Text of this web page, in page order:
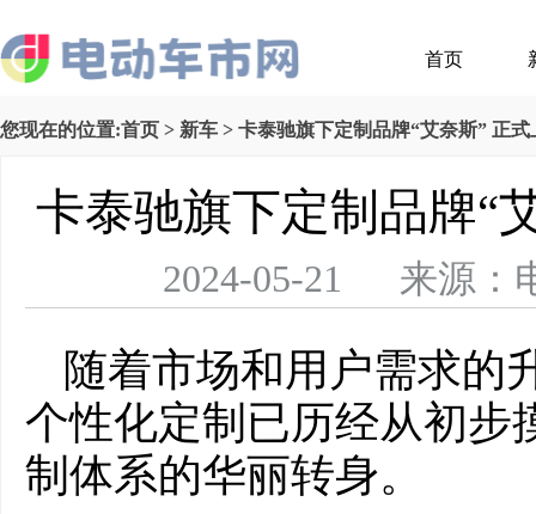
首页
您现在的位置:首页 > 新车 > 卡泰驰旗下定制品牌“艾奈斯” 正
卡泰驰旗下定制品牌“
2024-05-21 来源：
随着市场和用户需求的
个性化定制已历经从初步
制体系的华丽转身。